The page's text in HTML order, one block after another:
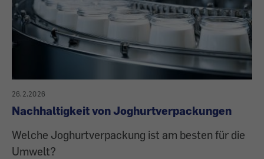
26.2.2026
Nachhaltigkeit von Joghurtverpackungen
Welche Joghurtverpackung ist am besten für die
Umwelt?